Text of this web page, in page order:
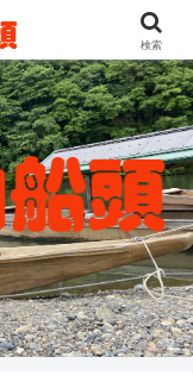
検索